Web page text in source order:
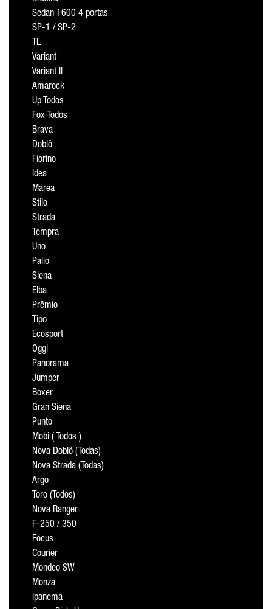
Sedan 1600 4 portas
SP-1 / SP-2
TL
Variant
Variant II
Amarock
Up Todos
Fox Todos
Brava
Doblô
Fiorino
Idea
Marea
Stilo
Strada
Tempra
Uno
Palio
Siena
Elba
Prêmio
Tipo
Ecosport
Oggi
Panorama
Jumper
Boxer
Gran Siena
Punto
Mobi ( Todos )
Nova Doblô (Todas)
Nova Strada (Todas)
Argo
Toro (Todos)
Nova Ranger
F-250 / 350
Focus
Courier
Mondeo SW
Monza
Ipanema